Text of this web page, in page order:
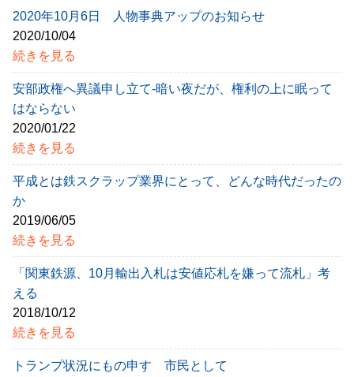
2020年10月6日 人物事典アップのお知らせ
2020/10/04
続きを見る
安部政権へ異議申し立て-暗い夜だが、権利の上に眠って
はならない
2020/01/22
続きを見る
平成とは鉄スクラップ業界にとって、どんな時代だったの
か
2019/06/05
続きを見る
「関東鉄源、10月輸出入札は安値応札を嫌って流札」考
える
2018/10/12
続きを見る
トランプ状況にもの申す 市民として